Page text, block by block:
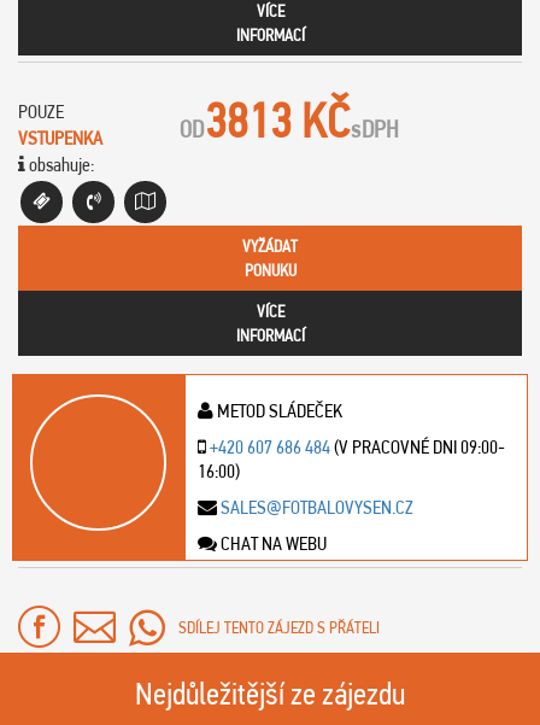
VÍCE
INFORMACÍ
POUZE
VSTUPENKA
obsahuje:
OD3813 KČsDPH
VYŽÁDAT
PONUKU
VÍCE
INFORMACÍ
METOD SLÁDEČEK
+420 607 686 484(V PRACOVNÉ DNI 09:00-
16:00)
SALES@FOTBALOVYSEN.CZ
CHAT NA WEBU
SDÍLEJ TENTO ZÁJEZD S PŘÁTELI
Nejdůležitější ze zájezdu